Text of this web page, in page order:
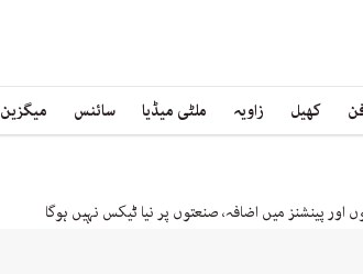
کھیل زاویہ ملٹی میڈیا سائنس میگزین
اور پینشنز میں اضافہ، صنعتوں پر نیا ٹیکس نہیں ہوگا